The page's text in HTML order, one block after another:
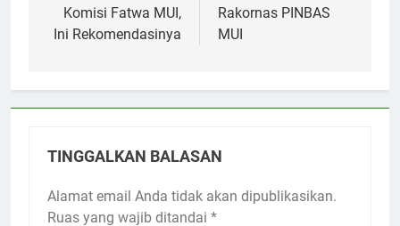
Komisi Fatwa MUI,
Ini Rekomendasinya
Rakornas PINBAS
MUI
TINGGALKAN BALASAN
Alamat email Anda tidak akan dipublikasikan.
Ruas yang wajib ditandai *